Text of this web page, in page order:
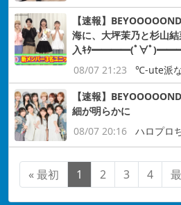
【速報】
海に、大坪茉乃と杉山
入ｷﾀ━━━━(ﾟ∀ﾟ
08/07 21:23
℃-ute派
【速報】
細が明らかに
08/07 20:16
ハロプロ
« 最初 1 2 3 4